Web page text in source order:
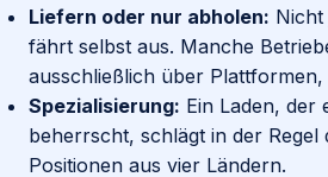
Liefern oder nur abholen: Nicht
fährt selbst aus. Manche
ausschließlich über
Spezialisierung: Ein Laden, der
beherrscht, schlägt in der Regel
Positionen aus vier Ländern.